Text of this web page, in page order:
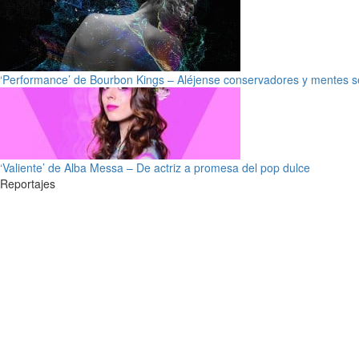
‘Performance’ de Bourbon Kings – Aléjense conservadores y mentes
‘Valiente’ de Alba Messa – De actriz a promesa del pop dulce
Reportajes